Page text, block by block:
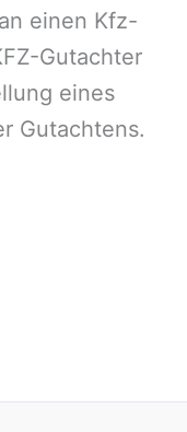
einen Kfz-
Gutachter
eines
Gutachtens.